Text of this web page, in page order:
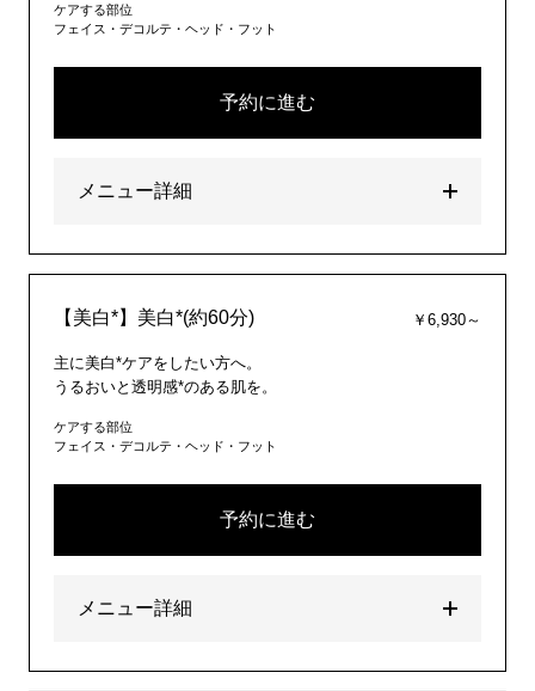
ケアする部位
フェイス・デコルテ・ヘッド・フット
予約に進む
メニュー詳細
【美白*】美白*(約60分) ￥6,930～
主に美白*ケアをしたい方へ。
うるおいと透明感*のある肌を。
ケアする部位
フェイス・デコルテ・ヘッド・フット
予約に進む
メニュー詳細